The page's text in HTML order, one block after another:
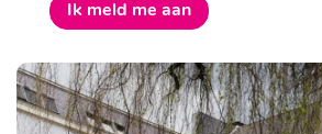
Ik meld me aan